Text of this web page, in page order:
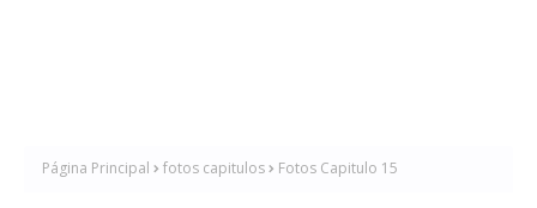
Página Principal fotos capitulos Fotos Capitulo 15